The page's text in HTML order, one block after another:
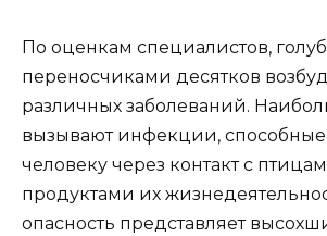
По оценкам специалистов,
переносчиками десятков
различных заболеваний.
вызывают инфекции, способные
человеку через контакт с
продуктами их
опасность представляет